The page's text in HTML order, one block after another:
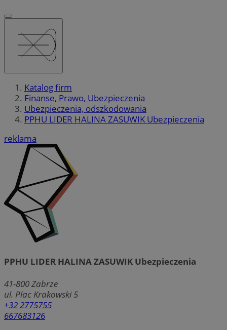
Katalog firm
Finanse, Prawo, Ubezpieczenia
Ubezpieczenia, odszkodowania
PPHU LIDER HALINA ZASUWIK Ubezpieczenia
reklama
PPHU LIDER HALINA ZASUWIK Ubezpieczenia
41-800Zabrze
ul. Plac Krakowski 5
+32 2775755
667683126